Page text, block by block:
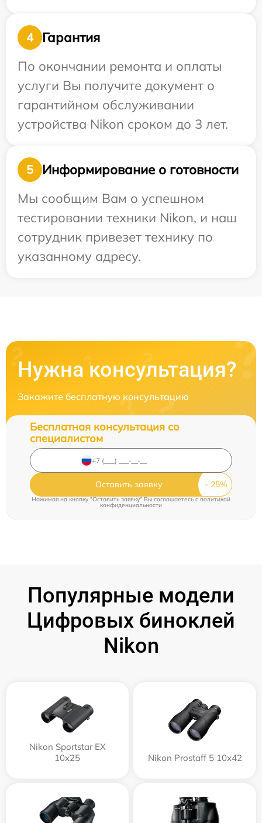
4
Гарантия
По окончании ремонта и оплаты
услуги Вы получите документ о
гарантийном обслуживании
устройства Nikon сроком до 3 лет.
5
Информирование о готовности
Мы сообщим Вам о успешном
тестировании техники Nikon, и наш
сотрудник привезет технику по
указанному адресу.
Нужна консультация?
Закажите бесплатную консультацию
Бесплатная консультация со
специалистом
Оставить заявку
Нажимая на кнопку "Оставить заявку" Вы соглашаетесь cполитикой
конфиденциальности
Популярные модели
Цифровых биноклей
Nikon
Nikon Sportstar EX
10x25
Nikon Prostaff 5 10x42